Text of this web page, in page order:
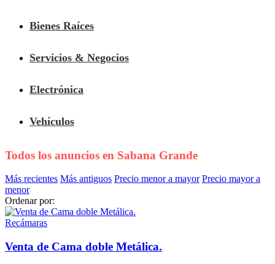
Bienes Raíces
Servicios & Negocios
Electrónica
Vehículos
Todos los anuncios en Sabana Grande
Más recientes Más antiguos Precio menor a mayor Precio mayor a
menor
Ordenar por:
Recámaras
Venta de Cama doble Metálica.